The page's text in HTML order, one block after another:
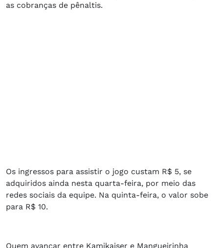
as cobranças de pênaltis.
Os ingressos para assistir o jogo custam R$ 5, se
adquiridos ainda nesta quarta-feira, por meio das
redes sociais da equipe. Na quinta-feira, o valor sobe
para R$ 10.
Quem avançar entre Kamikaiser e Mangueirinha